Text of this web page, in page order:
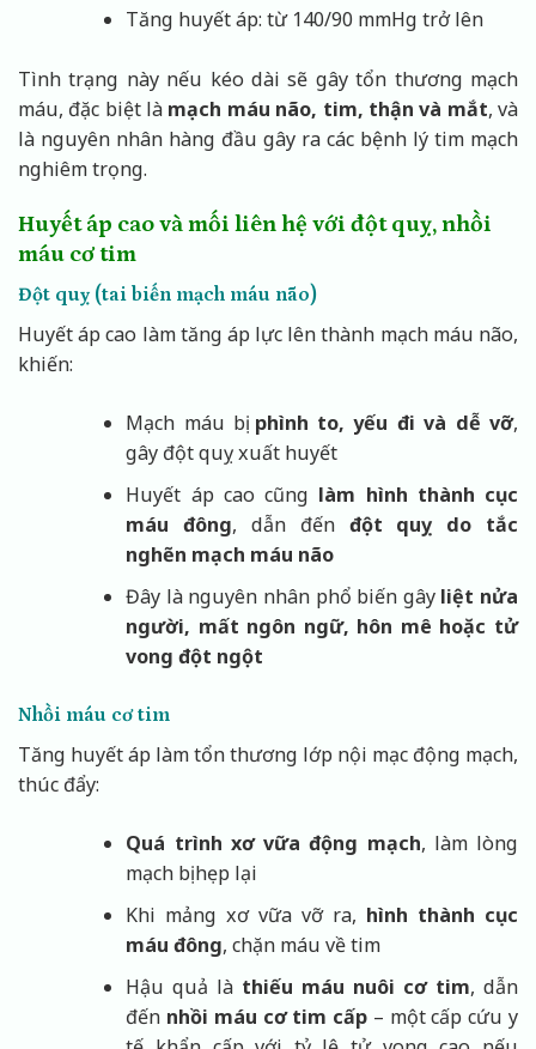
Tăng huyết áp: từ 140/90 mmHg trở lên
Tình trạng này nếu kéo dài sẽ gây tổn thương mạch
máu, đặc biệt là mạch máu não, tim, thận và mắt, và
là nguyên nhân hàng đầu gây ra các bệnh lý tim mạch
nghiêm trọng.
Huyết áp cao và mối liên hệ với đột quỵ, nhồi
máu cơ tim
Đột quỵ (tai biến mạch máu não)
Huyết áp cao làm tăng áp lực lên thành mạch máu não,
khiến:
Mạch máu bị phình to, yếu đi và dễ vỡ,
gây đột quỵ xuất huyết
Huyết áp cao cũng làm hình thành cục
máu đông, dẫn đến đột quỵ do tắc
nghẽn mạch máu não
Đây là nguyên nhân phổ biến gây liệt nửa
người, mất ngôn ngữ, hôn mê hoặc tử
vong đột ngột
Nhồi máu cơ tim
Tăng huyết áp làm tổn thương lớp nội mạc động mạch,
thúc đẩy:
Quá trình xơ vữa động mạch, làm lòng
mạch bị hẹp lại
Khi mảng xơ vữa vỡ ra, hình thành cục
máu đông, chặn máu về tim
Hậu quả là thiếu máu nuôi cơ tim, dẫn
đến nhồi máu cơ tim cấp – một cấp cứu y